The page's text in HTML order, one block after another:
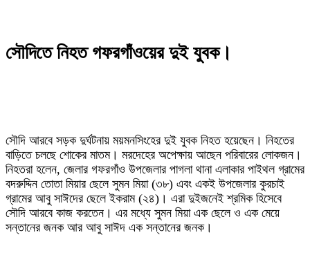
সৌদিতে নিহত গফরগাঁওয়ের দুই যুবক।
সৌদি আরবে সড়ক দুর্ঘটনায় ময়মনসিংহের দুই যুবক নিহত হয়েছেন। নিহতের
বাড়িতে চলছে শোকের মাতম। মরদেহের অপেক্ষায় আছেন পরিবারের লোকজন।
নিহতরা হলেন, জেলার গফরগাঁও উপজেলার পাগলা থানা এলাকার পাইথল গ্রামের
বদরুদ্দিন তোতা মিয়ার ছেলে সুমন মিয়া (৩৮) এবং একই উপজেলার কুরচাই
গ্রামের আবু সাঈদের ছেলে ইকরাম (২৪)। এরা দুইজনেই শ্রমিক হিসেবে
সৌদি আরবে কাজ করতেন। এর মধ্যে সুমন মিয়া এক ছেলে ও এক মেয়ে
সন্তানের জনক আর আবু সাঈদ এক সন্তানের জনক।